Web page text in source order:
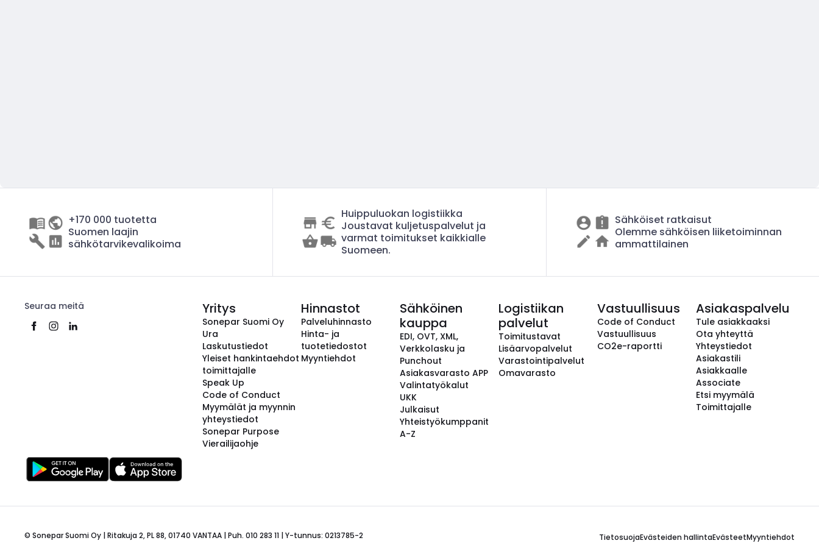
+170 000 tuotetta
Suomen laajin
sähkötarvikevalikoima
Huippuluokan logistiikka
Joustavat kuljetuspalvelut ja
varmat toimitukset kaikkialle
Suomeen.
Sähköiset ratkaisut
Olemme sähköisen liiketoiminnan
ammattilainen
Seuraa meitä Yritys
Sonepar Suomi Oy
Ura
Laskutustiedot
Yleiset hankintaehdot
toimittajalle
Speak Up
Code of Conduct
Myymälät ja myynnin
yhteystiedot
Sonepar Purpose
Vierailijaohje
Hinnastot
Palveluhinnasto
Hinta- ja
tuotetiedostot
Myyntiehdot
Sähköinen
kauppa
EDI, OVT, XML,
Verkkolasku ja
Punchout
Asiakasvarasto APP
Valintatyökalut
UKK
Julkaisut
Yhteistyökumppanit
A-Z
Logistiikan
palvelut
Toimitustavat
Lisäarvopalvelut
Varastointipalvelut
Omavarasto
Vastuullisuus
Code of Conduct
Vastuullisuus
CO2e-raportti
Asiakaspalvelu
Tule asiakkaaksi
Ota yhteyttä
Yhteystiedot
Asiakastili
Asiakkaalle
Associate
Etsi myymälä
Toimittajalle
© Sonepar Suomi Oy | Ritakuja 2, PL 88, 01740 VANTAA | Puh. 010 283 11 | Y-tunnus: 0213785-2 TietosuojaEvästeiden hallintaEvästeetMyyntiehdot